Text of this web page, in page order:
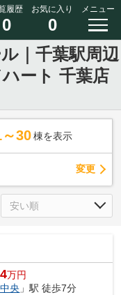
履歴
0
お気に入り
0
メニュー
｜千葉駅周辺
ート 千葉店
～30 棟を表示
変更
万円
央 」駅 徒歩7分